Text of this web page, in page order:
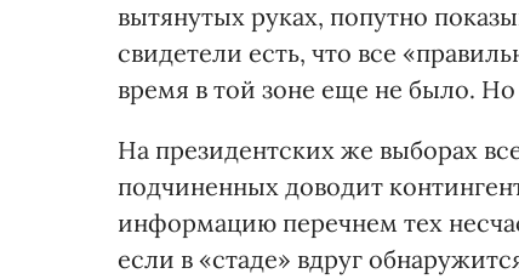
вытянутых руках, попутно
свидетели есть, что все
время в той зоне еще не было.
На президентских же выборах
подчиненных доводит
информацию перечнем тех
если в «стаде» вдруг